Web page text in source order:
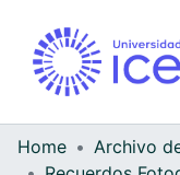
Home